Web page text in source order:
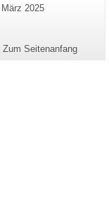
März 2025
Zum Seitenanfang